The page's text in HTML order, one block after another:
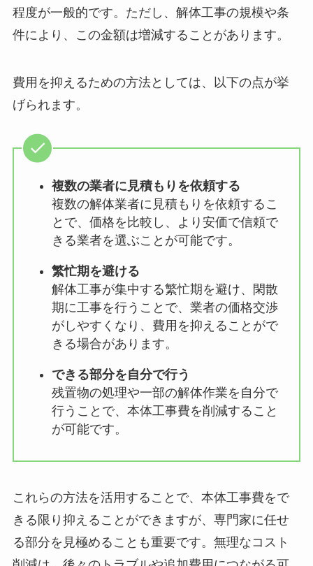
程度が一般的です。ただし、解体工事の規模や条
件により、この金額は増減することがあります。
費用を抑えるための方法としては、以下の点が挙
げられます。
複数の業者に見積もりを依頼する
複数の解体業者に見積もりを依頼するこ
とで、価格を比較し、より安価で信頼で
きる業者を選ぶことが可能です。
繁忙期を避ける
解体工事が集中する繁忙期を避け、閑散
期に工事を行うことで、業者の価格交渉
がしやすくなり、費用を抑えることがで
きる場合があります。
できる部分を自分で行う
残置物の処理や一部の解体作業を自分で
行うことで、本体工事費を削減すること
が可能です。
これらの方法を活用することで、本体工事費をで
きる限り抑えることができますが、専門家に任せ
る部分を見極めることも重要です。無理なコスト